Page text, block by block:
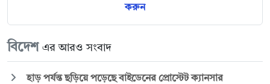
করুন
বিদেশ এর আরও সংবাদ
হাড় পর্যন্ত ছড়িয়ে পড়েছে বাইডেনের প্রোস্টেট ক্যানসার